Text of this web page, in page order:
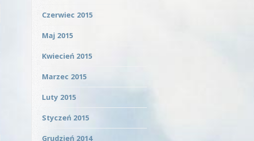
Czerwiec 2015
Maj 2015
Kwiecień 2015
Marzec 2015
Luty 2015
Styczeń 2015
Grudzień 2014